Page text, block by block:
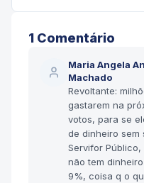
1 Comentário
Maria Angela
Machado
Revoltante:
gastarem na
votos, para se
de dinheiro sem
Servifor
não tem
9%, coisa q o